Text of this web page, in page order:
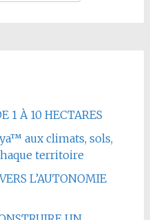
1 À 10 HECTARES
aux climats, sols,
territoire
L’AUTONOMIE